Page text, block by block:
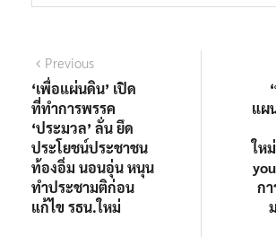
แนะแนว
เรื่อง
PreviousPrevious
post:
‘เพื่อแผ่นดิน’ เปิด
ที่ทำการพรรค
‘ประมวล’ ลั่น ยึด
ประโยชน์ประชาชน
ท้องอิ่ม นอนอุ่น หนุน
ทำประชามติก่อน
แก้ไข รธน.ใหม่
แผ
ให
ก